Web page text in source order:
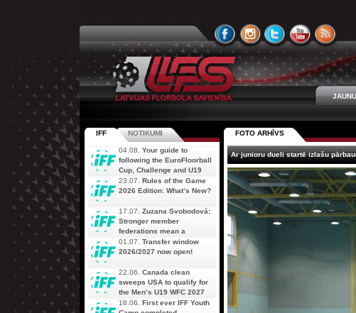
FOTO ARHĪVS
Ar junioru dueli startē izlašu
IFF NOTIKUMI
04.08. Your guide to
following the EuroFloorball
Cup, Challenge and U19
AOFC Qualifiers
simultaneously
23.07. Rules of the Game
2026 Edition: What’s New?
17.07. Zuzana Svobodová:
Stronger member
federations mean a
stronger future for floorball
01.07. Transfer window
2026/2027 now open!
22.06. Canada clean
sweeps USA to qualify for
the Men’s U19 WFC 2027
18.06. First ever IFF Youth